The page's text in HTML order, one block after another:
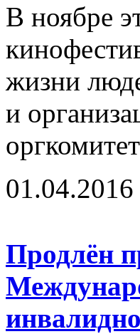
В ноябре
жизни
и
01.04.2016
Продлён